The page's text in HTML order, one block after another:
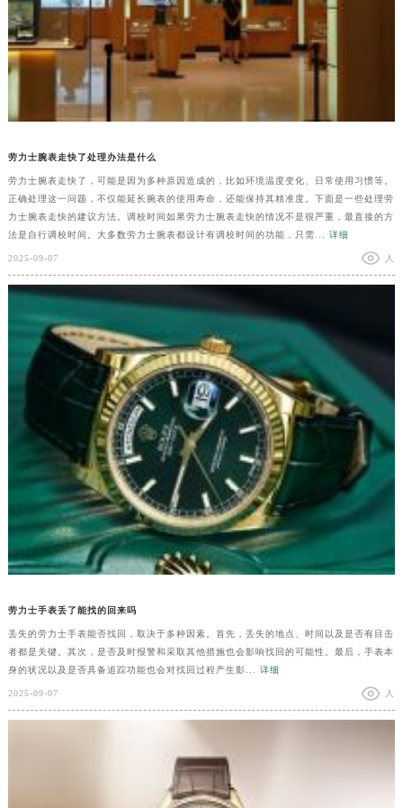
劳力士腕表走快了处理办法是什么
劳力士腕表走快了，可能是因为多种原因造成的，比如环境温度变化、日常使用习惯等。
正确处理这一问题，不仅能延长腕表的使用寿命，还能保持其精准度。下面是一些处理劳
力士腕表走快的建议方法。调校时间如果劳力士腕表走快的情况不是很严重，最直接的方
法是自行调校时间。大多数劳力士腕表都设计有调校时间的功能，只需... 详细
2025-09-07 人
劳力士手表丢了能找的回来吗
丢失的劳力士手表能否找回，取决于多种因素。首先，丢失的地点、时间以及是否有目击
者都是关键。其次，是否及时报警和采取其他措施也会影响找回的可能性。最后，手表本
身的状况以及是否具备追踪功能也会对找回过程产生影... 详细
2025-09-07 人